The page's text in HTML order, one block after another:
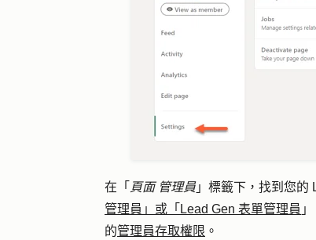
在「 頁面 管理員 」標籤下，找到您的
管理員」或「Lead Gen 表單管理員 」
的管理員存取權限 。